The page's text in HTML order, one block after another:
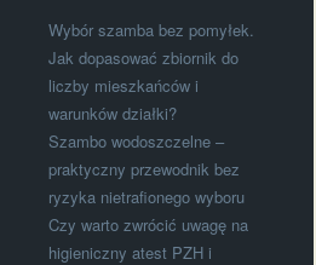
Wybór szamba bez pomyłek.
Jak dopasować zbiornik do
liczby mieszkańców i
warunków działki?
Szambo wodoszczelne –
praktyczny przewodnik bez
ryzyka nietrafionego wyboru
Czy warto zwrócić uwagę na
higieniczny atest PZH i